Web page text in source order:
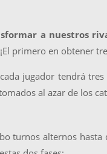
a nuestros
primero en obtener
jugador tendrá
al azar de los
turnos alternos